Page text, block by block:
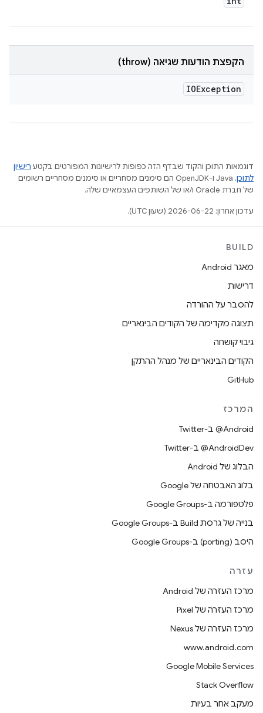
הקפצת הודעות שגיאה (throw)
IOException
דוגמאות התוכן והקוד שבדף הזה כפופות לרישיונות המפורטים בקטע רישיון
לתוכן
.‏ Java ו-OpenJDK הם סימנים מסחריים או סימנים מסחריים רשומים
של חברת Oracle ו/או של השותפים העצמאיים שלה.
עדכון אחרון: 2026-06-22 (שעון UTC).
BUILD
מאגר Android
דרישות
להסבר על ההורדה
תצוגה מקדימה של הקודים הבינאריים
גיבוי קושחה
הקודים הבינאריים של מנהל ההתקן
GitHub
המרכז
‎@Android ב-Twitter
‎@AndroidDev ב-Twitter
הבלוג של Android
בלוג האבטחה של Google
פלטפורמה ב-Google Groups
בנייה של גרסת Build ב-Google Groups
היסב (porting) ב-Google Groups
עזרה
מרכז העזרה של Android
מרכז העזרה של Pixel
מרכז העזרה של Nexus
www.android.com
Google Mobile Services
Stack Overflow
מעקב אחר בעיות